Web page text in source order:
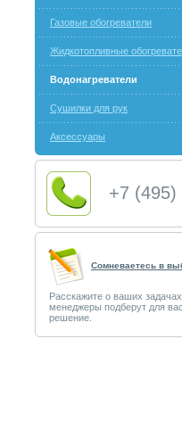
Газовые обогреватели
Жидкотопливные
Водонагреватели
Сушилки для рук
Аксессуары
+7 (495)
Сомневаетесь в
Расскажите о ваших
менеджеры подберут для
решение.